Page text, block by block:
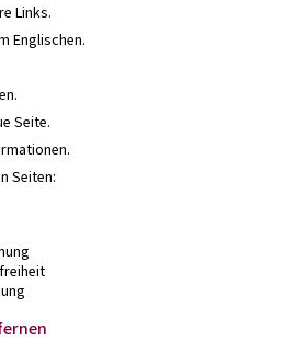
Links.
Englischen.
Seite.
Seiten: